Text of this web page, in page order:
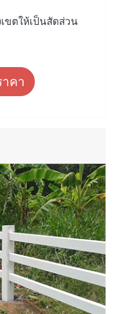
ขตให้เป็นสัดส่วน
คา